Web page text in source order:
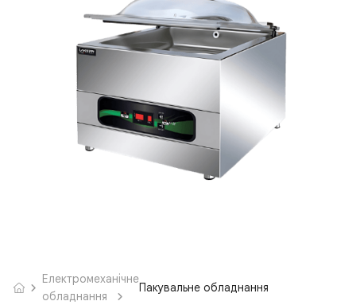
Електромеханічне
обладнання
Пакувальне обладнання